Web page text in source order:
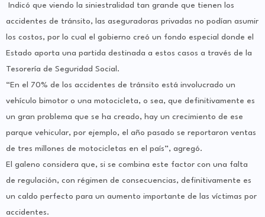
Indicó que viendo la siniestralidad tan grande que tienen los
accidentes de tránsito, las aseguradoras privadas no podían asumir
los costos, por lo cual el gobierno creó un fondo especial donde el
Estado aporta una partida destinada a estos casos a través de la
Tesorería de Seguridad Social.
“En el 70% de los accidentes de tránsito está involucrado un
vehículo bimotor o una motocicleta, o sea, que definitivamente es
un gran problema que se ha creado, hay un crecimiento de ese
parque vehicular, por ejemplo, el año pasado se reportaron ventas
de tres millones de motocicletas en el país”, agregó.
El galeno considera que, si se combina este factor con una falta
de regulación, con régimen de consecuencias, definitivamente es
un caldo perfecto para un aumento importante de las víctimas por
accidentes.